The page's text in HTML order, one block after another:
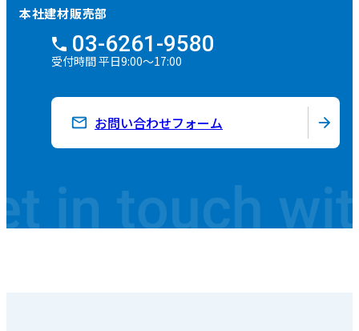
本社建材販売部
03-6261-9580
受付時間 平日9:00～17:00
お問い合わせフォーム